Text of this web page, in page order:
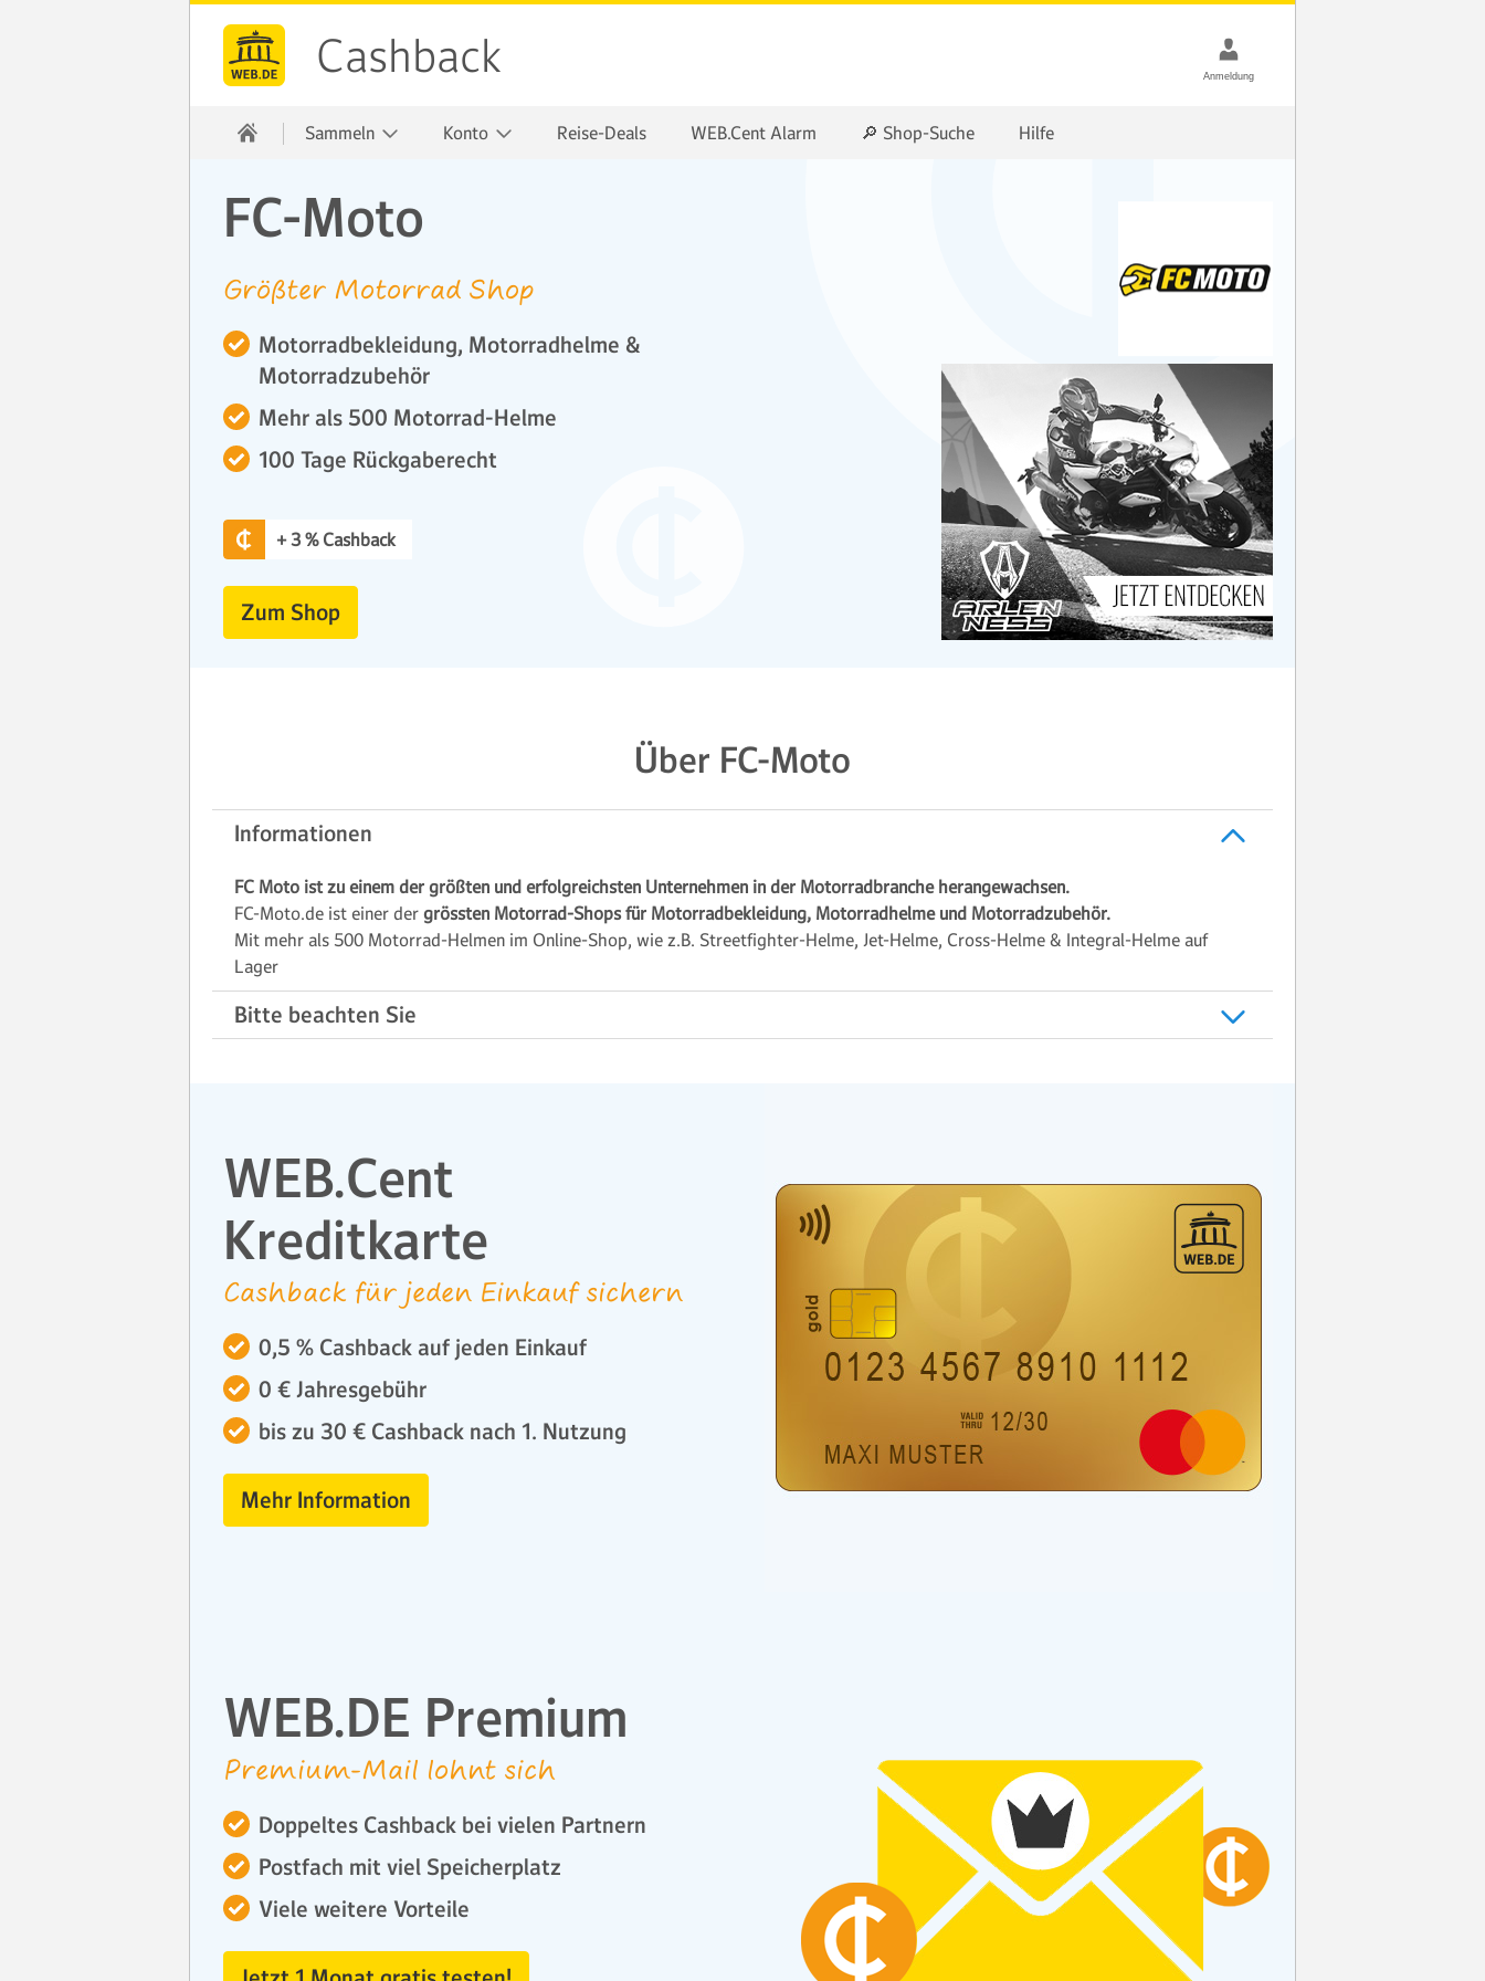
Cashback
Sammeln Konto Reise-Deals WEB.Cent Alarm 🔎 Shop-Suche Hilfe
FC-Moto
Größter Motorrad Shop
Motorradbekleidung, Motorradhelme &
Motorradzubehör
Mehr als 500 Motorrad-Helme
100 Tage Rückgaberecht
+ 3 % Cashback
Zum Shop
Über FC-Moto
Informationen
FC Moto ist zu einem der größten und erfolgreichsten Unternehmen in der Motorradbranche herangewachsen.
FC-Moto.de ist einer der grössten Motorrad-Shops für Motorradbekleidung, Motorradhelme und Motorradzubehör.
Mit mehr als 500 Motorrad-Helmen im Online-Shop, wie z.B. Streetfighter-Helme, Jet-Helme, Cross-Helme & Integral-Helme auf
Lager
Bitte beachten Sie
WEB.Cent
Kreditkarte
Cashback für jeden Einkauf sichern
0,5 % Cashback auf jeden Einkauf
0 € Jahresgebühr
bis zu 30 € Cashback nach 1. Nutzung
Mehr Information
WEB.DE Premium
Premium-Mail lohnt sich
Doppeltes Cashback bei vielen Partnern
Postfach mit viel Speicherplatz
Viele weitere Vorteile